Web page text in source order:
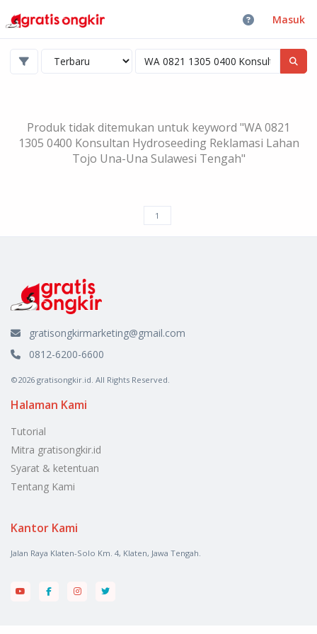
Masuk
Produk tidak ditemukan untuk keyword "WA 0821
1305 0400 Konsultan Hydroseeding Reklamasi Lahan
Tojo Una-Una Sulawesi Tengah"
gratisongkirmarketing@gmail.com
0812-6200-6600
©2026 gratisongkir.id. All Rights Reserved.
Halaman Kami
Tutorial
Mitra gratisongkir.id
Syarat & ketentuan
Tentang Kami
Kantor Kami
Jalan Raya Klaten-Solo Km. 4, Klaten, Jawa Tengah.